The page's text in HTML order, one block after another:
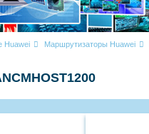
Huawei Маршрутизаторы Huawei